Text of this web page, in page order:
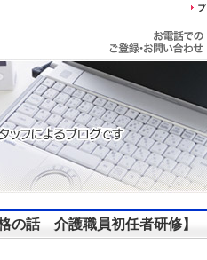
の話 介護職員初任者研修】